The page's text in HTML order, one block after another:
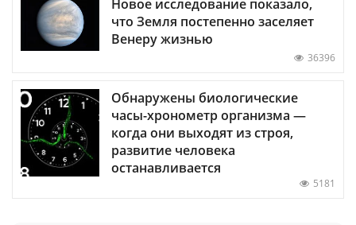
Новое исследование показало,
что Земля постепенно заселяет
Венеру жизнью
36396
Обнаружены биологические
часы-хронометр организма —
когда они выходят из строя,
развитие человека
останавливается
5181